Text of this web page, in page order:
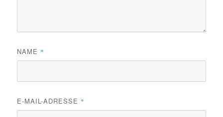
NAME *
E-MAIL-ADRESSE *